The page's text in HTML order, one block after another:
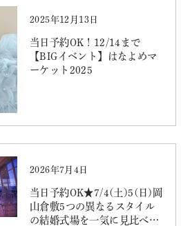
2025年12月13日
当日予約OK！12/14まで
【BIGイベント】はなよめマ
ーケット2025
2026年7月4日
当日予約OK★7/4(土)5(日)岡
山倉敷5つの異なるスタイル
の結婚式場を一気に見比べプ